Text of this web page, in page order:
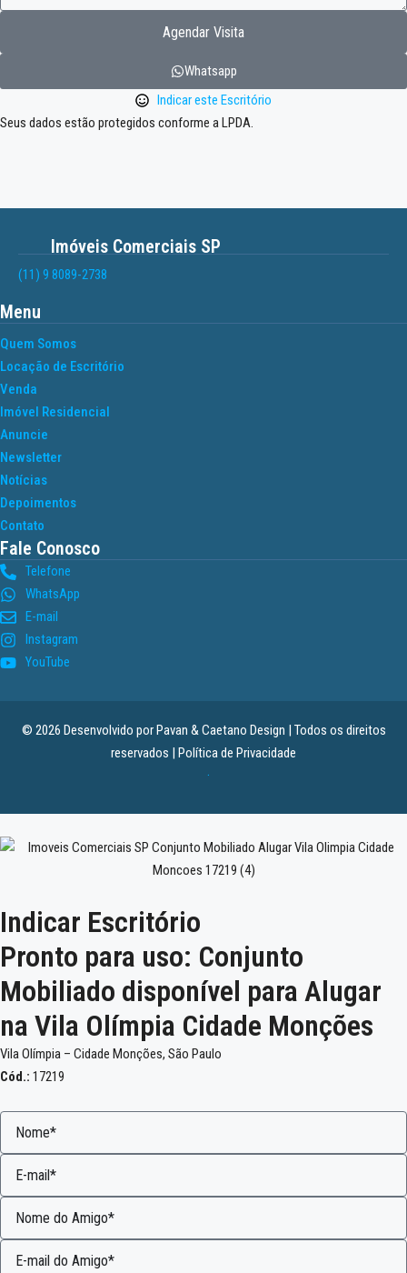
Agendar Visita
Whatsapp
Indicar este Escritório
Seus dados estão protegidos conforme a LPDA.
Imóveis Comerciais SP
(11) 9 8089-2738
Menu
Quem Somos
Locação de Escritório
Venda
Imóvel Residencial
Anuncie
Newsletter
Notícias
Depoimentos
Contato
Fale Conosco
Telefone
WhatsApp
E-mail
Instagram
YouTube
© 2026 Desenvolvido porPavan & Caetano Design | Todos os direitos
reservados | Política de Privacidade
.
Indicar Escritório
Pronto para uso: Conjunto
Mobiliado disponível para Alugar
na Vila Olímpia Cidade Monções
Vila Olímpia – Cidade Monções, São Paulo
Cód.: 17219